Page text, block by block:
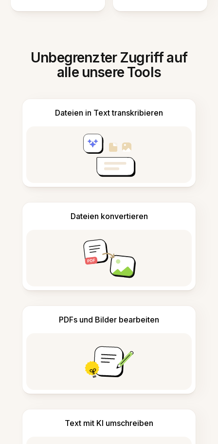
Unbegrenzter Zugriff auf
alle unsere Tools
Dateien in Text transkribieren
Dateien konvertieren
PDFs und Bilder bearbeiten
Text mit KI umschreiben